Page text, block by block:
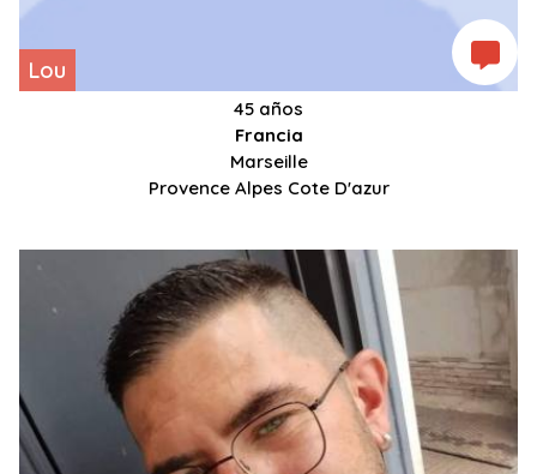
Lou
45 años
Francia
Marseille
Provence Alpes Cote D'azur